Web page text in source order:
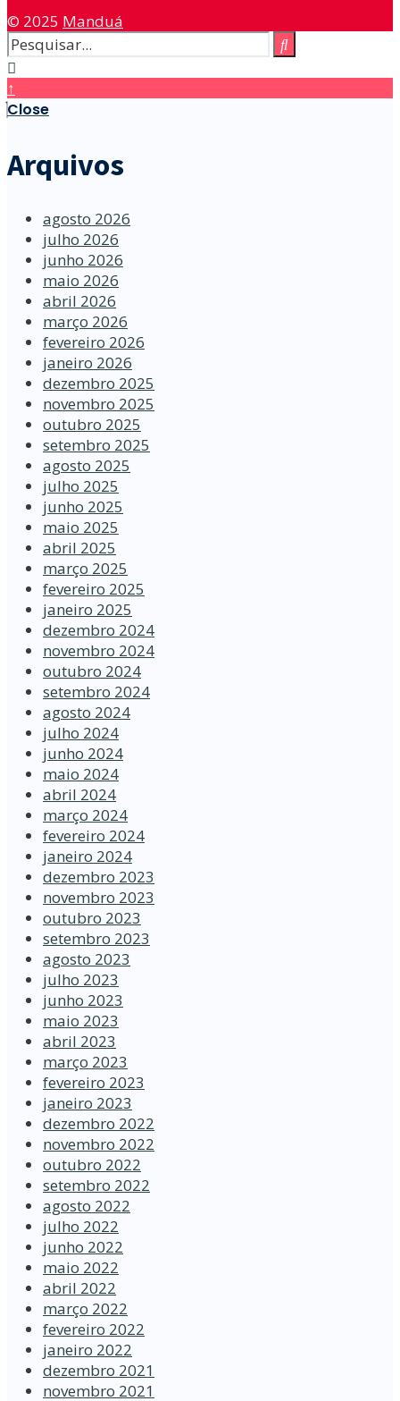
© 2025 Manduá
↑
Close
Arquivos
agosto 2026
julho 2026
junho 2026
maio 2026
abril 2026
março 2026
fevereiro 2026
janeiro 2026
dezembro 2025
novembro 2025
outubro 2025
setembro 2025
agosto 2025
julho 2025
junho 2025
maio 2025
abril 2025
março 2025
fevereiro 2025
janeiro 2025
dezembro 2024
novembro 2024
outubro 2024
setembro 2024
agosto 2024
julho 2024
junho 2024
maio 2024
abril 2024
março 2024
fevereiro 2024
janeiro 2024
dezembro 2023
novembro 2023
outubro 2023
setembro 2023
agosto 2023
julho 2023
junho 2023
maio 2023
abril 2023
março 2023
fevereiro 2023
janeiro 2023
dezembro 2022
novembro 2022
outubro 2022
setembro 2022
agosto 2022
julho 2022
junho 2022
maio 2022
abril 2022
março 2022
fevereiro 2022
janeiro 2022
dezembro 2021
novembro 2021